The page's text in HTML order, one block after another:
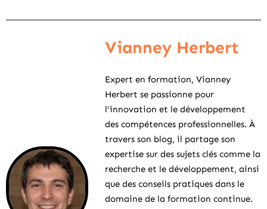
Vianney Herbert
Expert en formation, Vianney
Herbert se passionne pour
l'innovation et le développement
des compétences professionnelles. À
travers son blog, il partage son
expertise sur des sujets clés comme la
recherche et le développement, ainsi
que des conseils pratiques dans le
domaine de la formation continue.